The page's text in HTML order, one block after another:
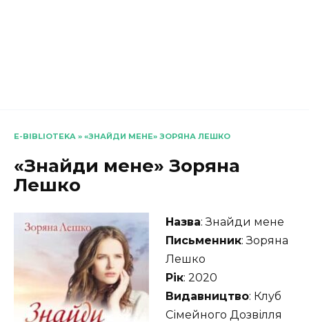
E-BIBLIOTEKA » «ЗНАЙДИ МЕНЕ» ЗОРЯНА ЛЕШКО
«Знайди мене» Зоряна
Лешко
Назва: Знайди мене
Письменник: Зоряна
Лешко
Рік: 2020
Видавництво: Клуб
Сімейного Дозвілля